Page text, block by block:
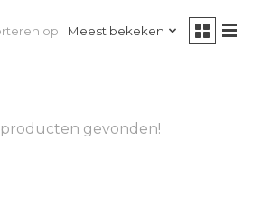
op Meest bekeken
gevonden!